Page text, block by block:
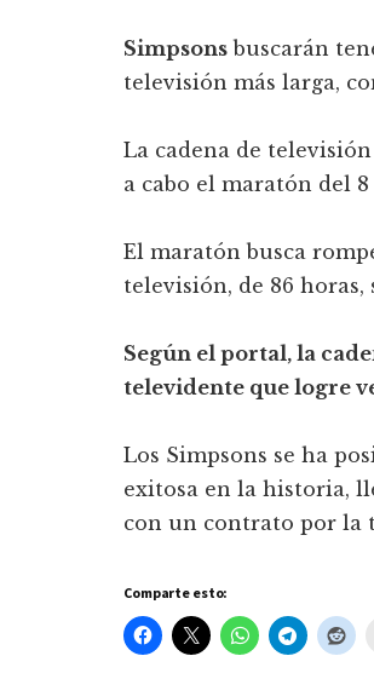
Simpsons buscarán
televisión más larga,
La cadena de
a cabo el maratón del
El maratón busca
televisión, de 86 horas,
Según el portal, la
televidente que logre
Los Simpsons se ha
exitosa en la historia,
con un contrato por la
Comparte esto: